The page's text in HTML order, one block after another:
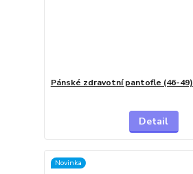
Pánské zdravotní pantofle (46-49)
Detail
Novinka